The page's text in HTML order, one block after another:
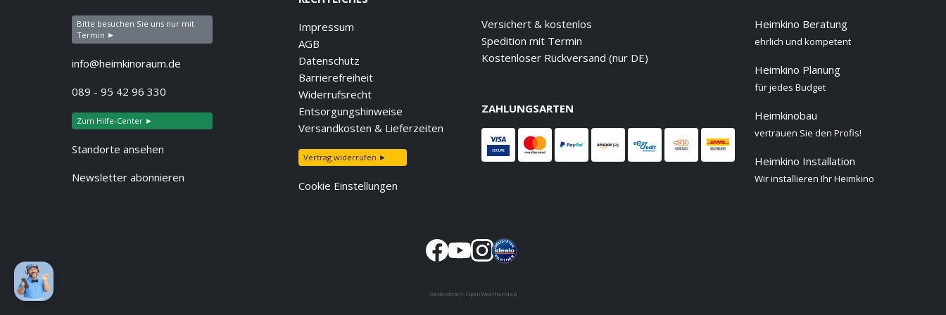
Bitte besuchen Sie uns nur mit
Termin ►
info@heimkinoraum.de
089 - 95 42 96 330
Zum Hilfe-Center ►
Standorte ansehen
Newsletter abonnieren
Impressum
AGB
Datenschutz
Barrierefreiheit
Widerrufsrecht
Entsorgungshinweise
Versandkosten & Lieferzeiten
Vertrag widerrufen ►
Cookie Einstellungen
Versichert & kostenlos
Spedition mit Termin
Kostenloser Rückversand (nur DE)
ZAHLUNGSARTEN
Heimkino Beratung
ehrlich und kompetent
Heimkino Planung
für jedes Budget
Heimkinobau
vertrauen Sie den Profis!
Heimkino Installation
Wir installieren Ihr Heimkino
Wetterdaten: OpenWeatherMap